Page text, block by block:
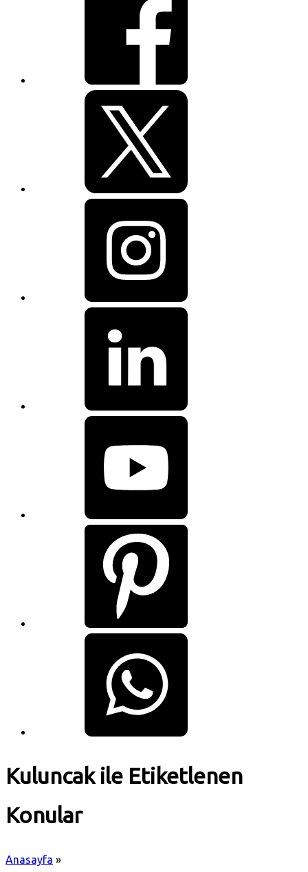
Kuluncak ile Etiketlenen
Konular
Anasayfa »